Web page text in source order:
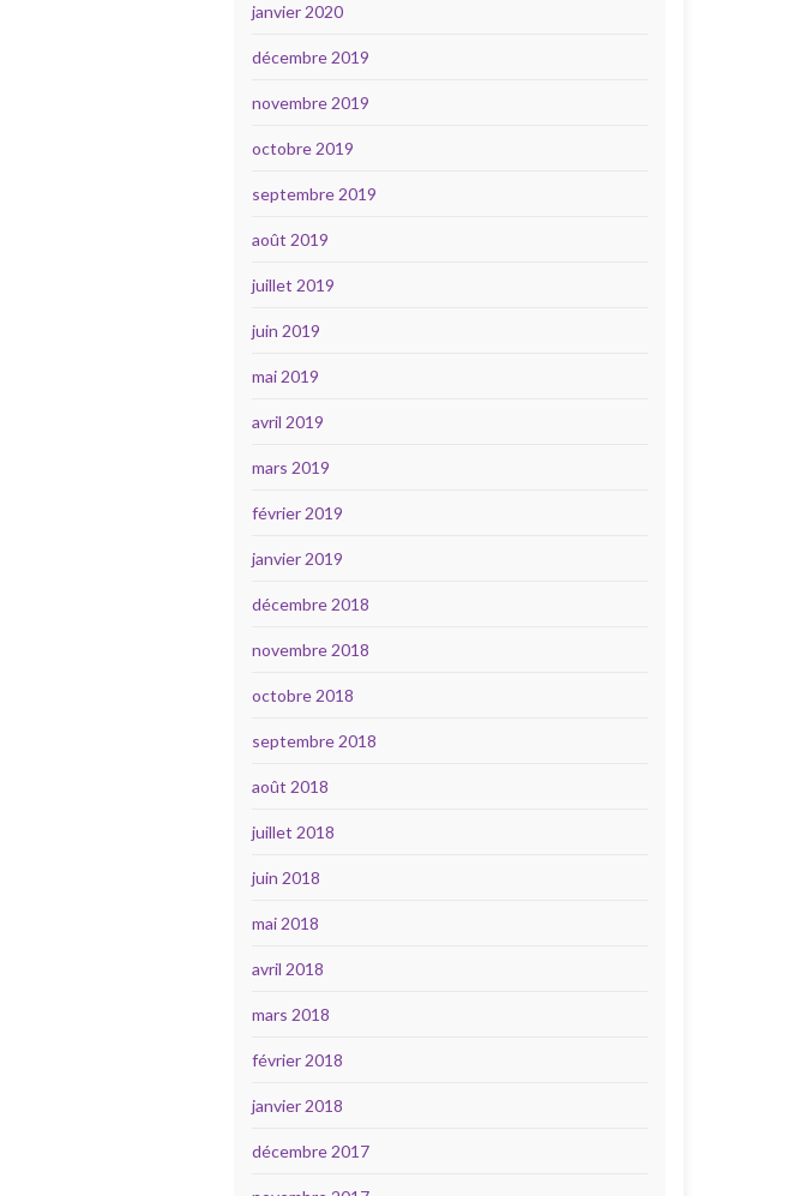
janvier 2020
décembre 2019
novembre 2019
octobre 2019
septembre 2019
août 2019
juillet 2019
juin 2019
mai 2019
avril 2019
mars 2019
février 2019
janvier 2019
décembre 2018
novembre 2018
octobre 2018
septembre 2018
août 2018
juillet 2018
juin 2018
mai 2018
avril 2018
mars 2018
février 2018
janvier 2018
décembre 2017